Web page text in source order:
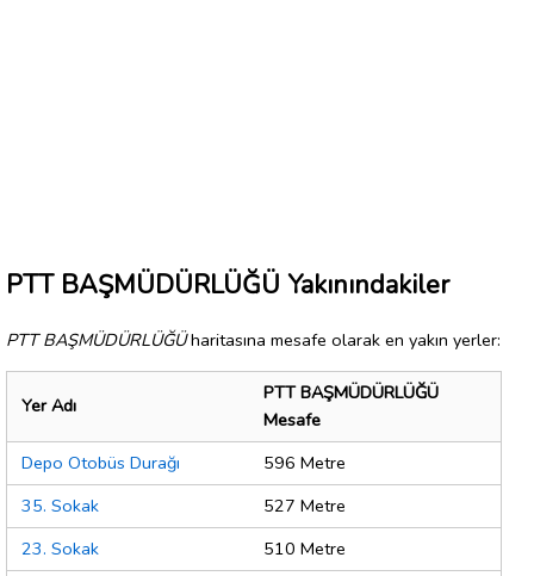
PTT BAŞMÜDÜRLÜĞÜ Yakınındakiler
PTT BAŞMÜDÜRLÜĞÜharitasına mesafe olarak en yakın yerler:
Yer Adı
PTT BAŞMÜDÜRLÜĞÜ
Mesafe
Depo Otobüs Durağı
596 Metre
35. Sokak
527 Metre
23. Sokak
510 Metre